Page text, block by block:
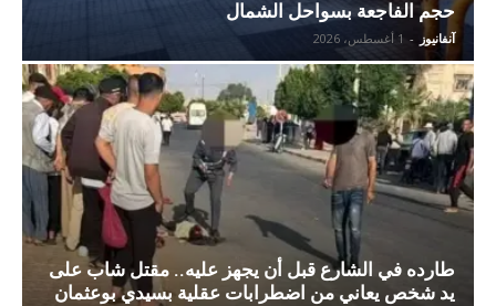
حجم الفاجعة بسواحل الشمال
آنفانيوز - 1 أغسطس، 2026
طارده في الشارع قبل أن يجهز عليه.. مقتل شاب على
يد شخص يعاني من اضطرابات عقلية بسيدي بوعثمان